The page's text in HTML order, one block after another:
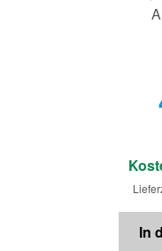
In